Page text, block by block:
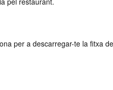
per a descarregar-te la fitxa